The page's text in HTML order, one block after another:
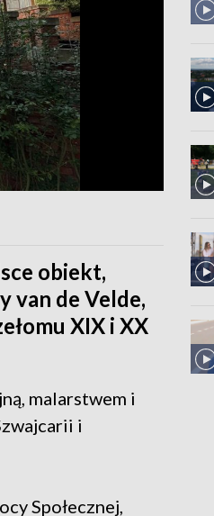
obiekt,
van de Velde,
XIX i XX
malarstwem i
i
Społecznej,